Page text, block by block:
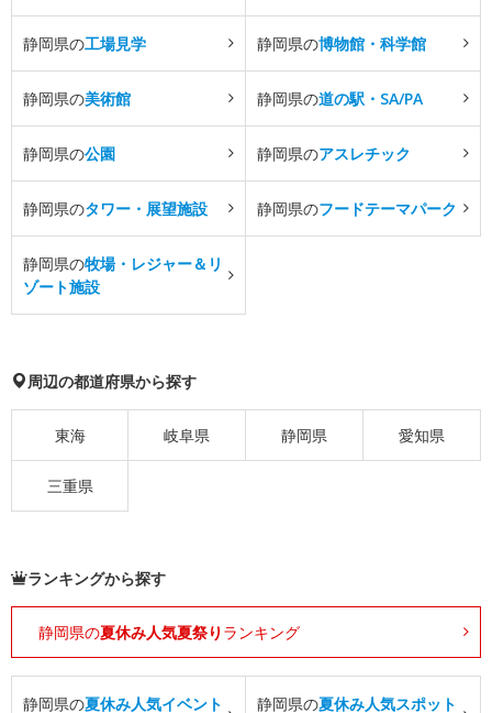
静岡県の工場見学 静岡県の博物館・科学館
静岡県の美術館 静岡県の道の駅・SA/PA
静岡県の公園 静岡県のアスレチック
静岡県のタワー・展望施設 静岡県のフードテーマパーク
静岡県の牧場・レジャー＆リ
ゾート施設
周辺の都道府県から探す
東海 岐阜県 静岡県 愛知県
三重県
ランキングから探す
静岡県の夏休み人気夏祭り ランキング
静岡県の夏休み人気イベント 静岡県の夏休み人気スポット